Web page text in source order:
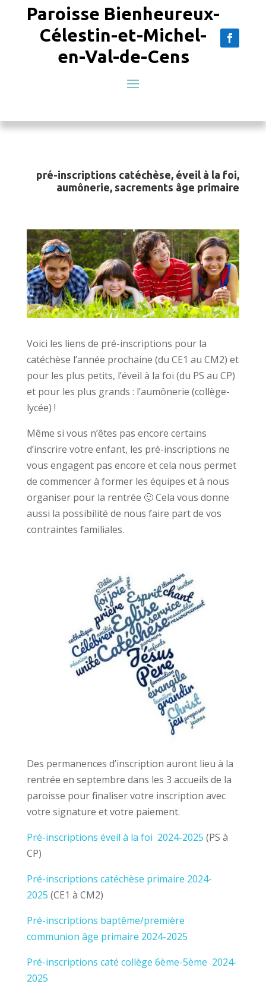
Paroisse Bienheureux-
Célestin-et-Michel-
en-Val-de-Cens
pré-inscriptions catéchèse, éveil à la foi,
aumônerie, sacrements âge primaire
Voici les liens de pré-inscriptions pour la
catéchèse l’année prochaine (du CE1 au CM2) et
pour les plus petits, l’éveil à la foi (du PS au CP)
et pour les plus grands : l’aumônerie (collège-
lycée) !
Même si vous n’êtes pas encore certains
d’inscrire votre enfant, les pré-inscriptions ne
vous engagent pas encore et cela nous permet
de commencer à former les équipes et à nous
organiser pour la rentrée 🙂 Cela vous donne
aussi la possibilité de nous faire part de vos
contraintes familiales.
Des permanences d’inscription auront lieu à la
rentrée en septembre dans les 3 accueils de la
paroisse pour finaliser votre inscription avec
votre signature et votre paiement.
Pré-inscriptions éveil à la foi 2024-2025 (PS à
CP)
Pré-inscriptions catéchèse primaire 2024-
2025 (CE1 à CM2)
Pré-inscriptions baptême/première
communion âge primaire 2024-2025
Pré-inscriptions caté collège 6ème-5ème 2024-
2025